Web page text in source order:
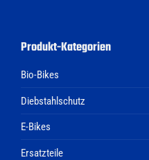
Produkt-Kategorien
Bio-Bikes
Diebstahlschutz
E-Bikes
Ersatzteile